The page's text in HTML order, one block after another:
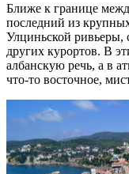
Ближе к границе
последний из
Улциньской ривьеры,
других курортов. В
албанскую речь, а в
что-то восточное,